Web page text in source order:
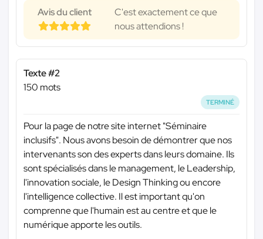
Avis du client
C'est exactement ce que
nous attendions !
Texte #2
150 mots
TERMINÉ
Pour la page de notre site internet "Séminaire
inclusifs". Nous avons besoin de démontrer que nos
intervenants son des experts dans leurs domaine. Ils
sont spécialisés dans le management, le Leadership,
l'innovation sociale, le Design Thinking ou encore
l'intelligence collective. Il est important qu'on
comprenne que l'humain est au centre et que le
numérique apporte les outils.